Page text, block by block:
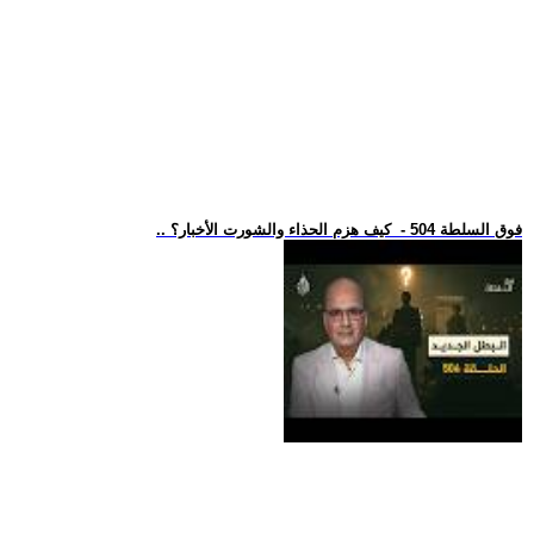
.. فوق السلطة 504 - كيف هزم الحذاء والشورت الأخبار؟